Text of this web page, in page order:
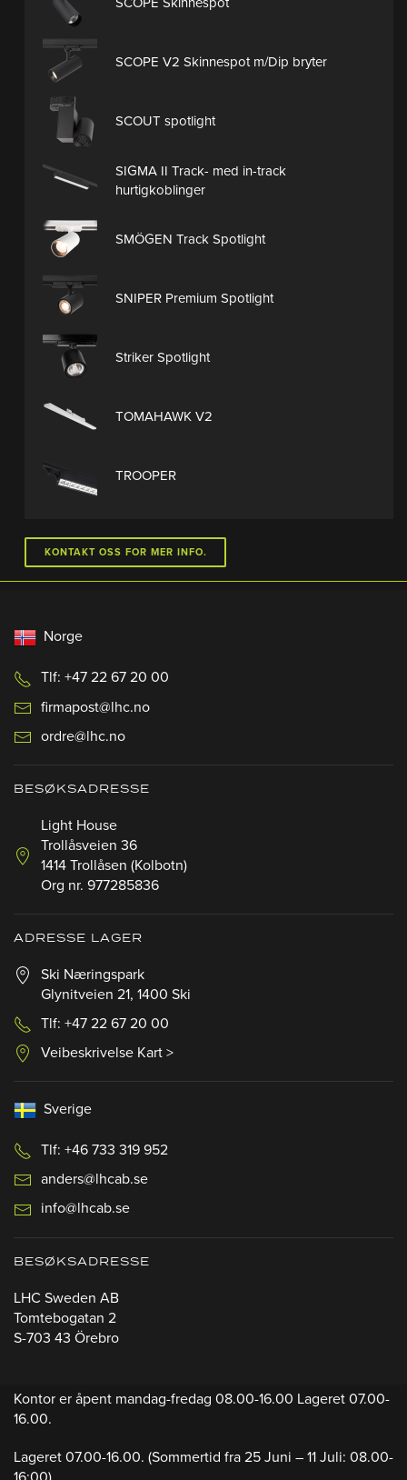
SCOPE V2 Skinnespot m/Dip bryter
SCOUT spotlight
SIGMA II Track- med in-track
hurtigkoblinger
SMÖGEN Track Spotlight
SNIPER Premium Spotlight
Striker Spotlight
TOMAHAWK V2
TROOPER
KONTAKT OSS FOR MER INFO.
Norge
Tlf: +47 22 67 20 00
firmapost@lhc.no
ordre@lhc.no
BESØKSADRESSE
Light House
Trollåsveien 36
1414 Trollåsen (Kolbotn)
Org nr. 977285836
ADRESSE LAGER
Ski Næringspark
Glynitveien 21, 1400 Ski
Tlf: +47 22 67 20 00
Veibeskrivelse Kart >
Sverige
Tlf: +46 733 319 952
anders@lhcab.se
info@lhcab.se
BESØKSADRESSE
LHC Sweden AB
Tomtebogatan 2
S-703 43 Örebro
Kontor er åpent mandag-fredag 08.00-16.00 Lageret 07.00-
16.00.
Lageret 07.00-16.00. (Sommertid fra 25 Juni – 11 Juli: 08.00-